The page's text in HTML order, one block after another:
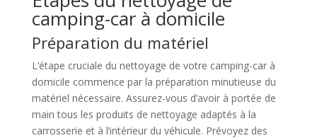
camping-car à domicile
Préparation du matériel
L’étape cruciale du nettoyage de votre camping-car à
domicile commence par la préparation minutieuse du
matériel nécessaire. Assurez-vous d’avoir à portée de
main tous les produits de nettoyage adaptés à la
carrosserie et à l’intérieur du véhicule. Prévoyez des